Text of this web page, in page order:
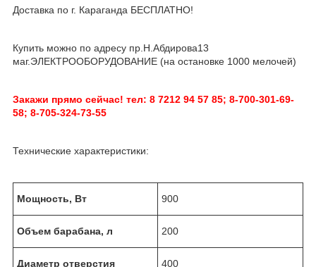
Доставка по г. Караганда БЕСПЛАТНО!
Купить можно по адресу пр.Н.Абдирова13
маг.ЭЛЕКТРООБОРУДОВАНИЕ (на остановке 1000 мелочей)
Закажи прямо сейчас! тел: 8 7212 94 57 85; 8-700-301-69-
58; 8-705-324-73-55
Технические характеристики:
Мощность, Вт 900
Объем барабана, л 200
Диаметр отверстия
400